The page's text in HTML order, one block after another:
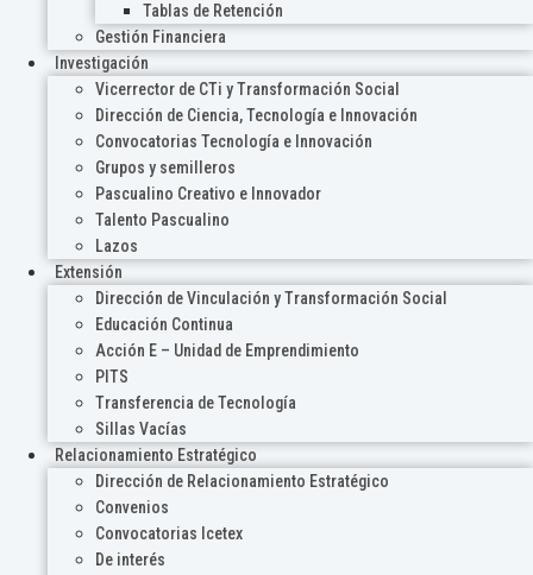
Tablas de Retención
Gestión Financiera
Investigación
Vicerrector de CTi y Transformación Social
Dirección de Ciencia, Tecnología e Innovación
Convocatorias Tecnología e Innovación
Grupos y semilleros
Pascualino Creativo e Innovador
Talento Pascualino
Lazos
Extensión
Dirección de Vinculación y Transformación Social
Educación Continua
Acción E – Unidad de Emprendimiento
PITS
Transferencia de Tecnología
Sillas Vacías
Relacionamiento Estratégico
Dirección de Relacionamiento Estratégico
Convenios
Convocatorias Icetex
De interés